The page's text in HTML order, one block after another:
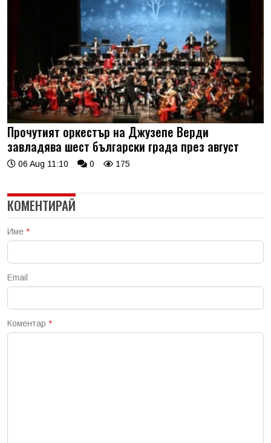
Прочутият оркестър на Джузепе Верди
завладява шест български града през август
06 Aug 11:10 0 175
КОМЕНТИРАЙ
Име *
Email
Коментар *